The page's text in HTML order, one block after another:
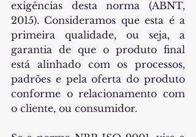
exigências desta norma (ABNT,
2015). Consideramos que esta é a
primeira qualidade, ou seja, a
garantia de que o produto final
está alinhado com os processos,
padrões e pela oferta do produto
conforme o relacionamento com
o cliente, ou consumidor.